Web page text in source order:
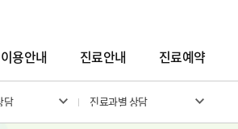
이용안내 진료안내 진료예약
담 진료과별 상담